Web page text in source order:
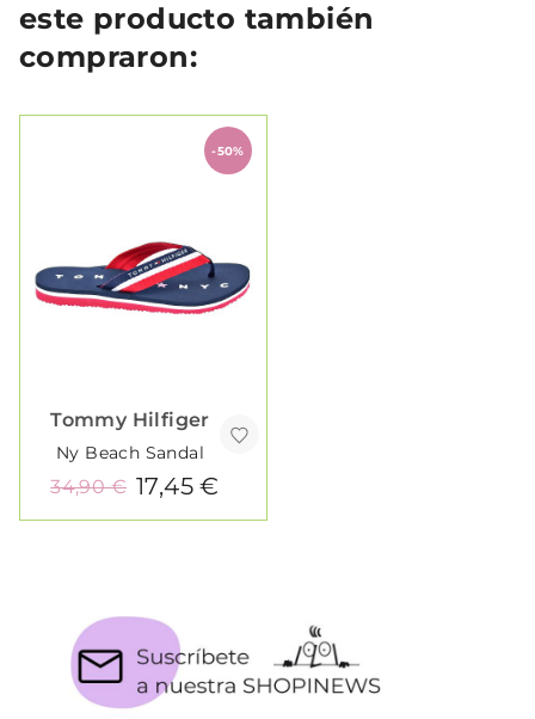
este producto también
compraron:
-50%
Tommy Hilfiger
Ny Beach Sandal
17,45 €
34,90 €